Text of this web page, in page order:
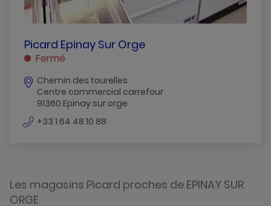
Breuillet
Brunoy
Chilly-Mazarin
Dourdan
Draveil
Epinay-Sur-Orge
Evry-Courcouronnes
PICARD
EPINAY
ORGE
EPINAY
SUR
ORGE
Picard Epinay Sur Orge
Fermé
Chemin des tourelles
Centre commercial carrefour
91360 Epinay sur orge
+33 1 64 48 10 88
Les magasins Picard proches de EPINAY SUR
ORGE